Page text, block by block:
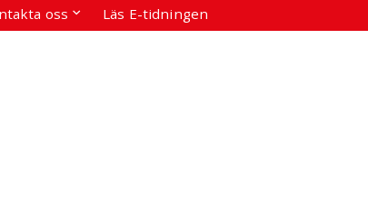
oss Läs E-tidningen